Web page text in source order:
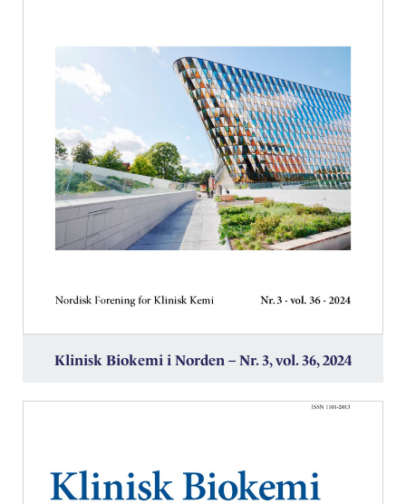
Klinisk Biokemi i Norden – Nr. 3, vol. 36, 2024